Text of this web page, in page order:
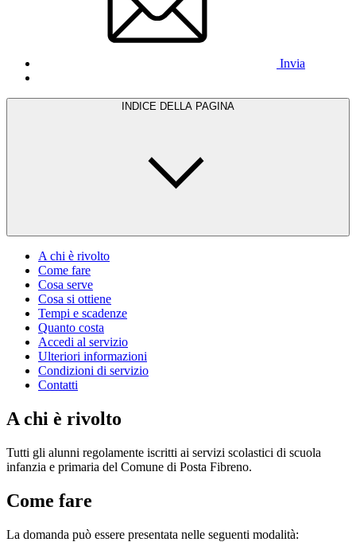
Invia
INDICE DELLA PAGINA
A chi è rivolto
Come fare
Cosa serve
Cosa si ottiene
Tempi e scadenze
Quanto costa
Accedi al servizio
Ulteriori informazioni
Condizioni di servizio
Contatti
A chi è rivolto
Tutti gli alunni regolamente iscritti ai servizi scolastici di scuola
infanzia e primaria del Comune di Posta Fibreno.
Come fare
La domanda può essere presentata nelle seguenti modalità: